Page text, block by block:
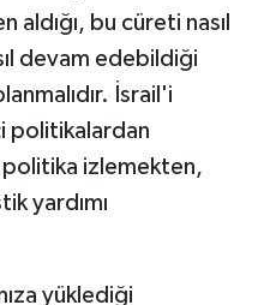
aldığı, bu cüreti nasıl
devam edebildiği
İsrail'i
politikalardan
izlemekten,
yardımı
yüklediği